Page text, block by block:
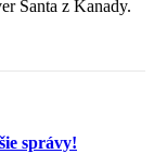
Santa z Kanady.
správy!